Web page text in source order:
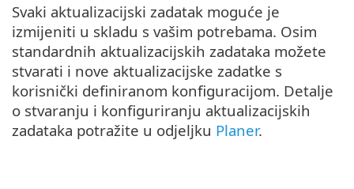
Svaki aktualizacijski zadatak moguće je
izmijeniti u skladu s vašim potrebama. Osim
standardnih aktualizacijskih zadataka možete
stvarati i nove aktualizacijske zadatke s
korisnički definiranom konfiguracijom. Detalje
o stvaranju i konfiguriranju aktualizacijskih
zadataka potražite u odjeljku Planer.